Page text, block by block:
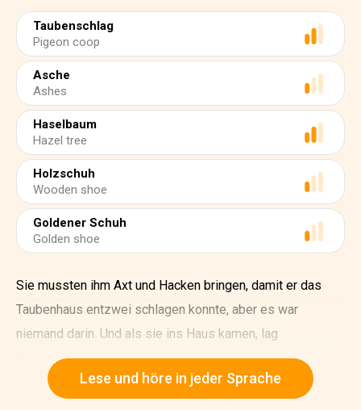
Taubenschlag
Pigeon coop
Asche
Ashes
Haselbaum
Hazel tree
Holzschuh
Wooden shoe
Goldener Schuh
Golden shoe
Sie mussten ihm Axt und Hacken bringen, damit er das
Taubenhaus entzwei schlagen konnte, aber es war
niemand darin. Und als sie ins Haus kamen, lag
Aschenputtel in ihren schmutzigen Kleidern in der Asche.
Und ein trübes Öllämpchen brannte im Schornstein.
Lese und höre in jeder Sprache